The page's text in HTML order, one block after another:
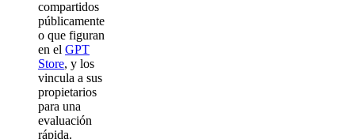
compartidos
públicamente
o que figuran
en el GPT
Store, y los
vincula a sus
propietarios
para una
evaluación
rápida.